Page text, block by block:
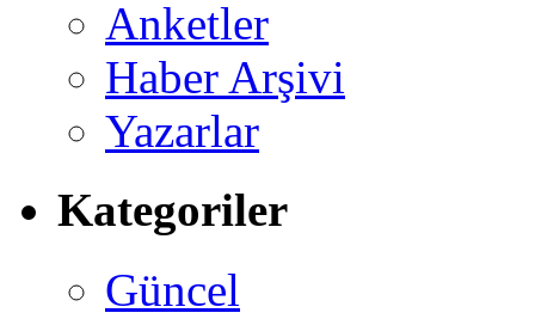
Anketler
Haber Arşivi
Yazarlar
Kategoriler
Güncel